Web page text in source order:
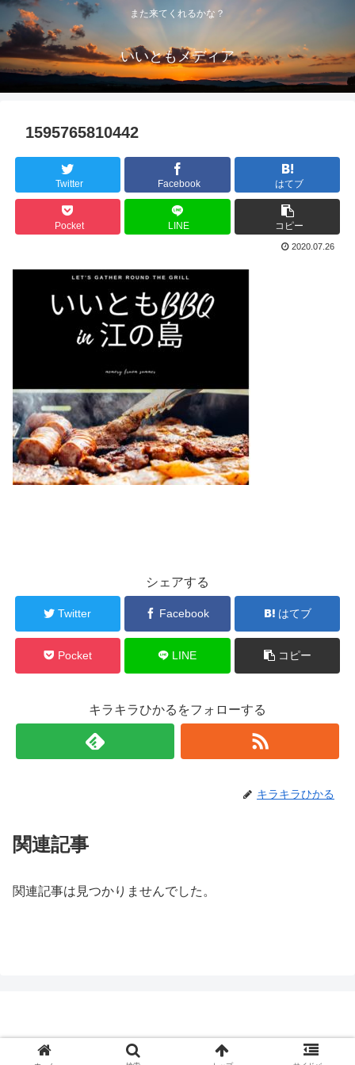
また来てくれるかな？
いいともメディア
1595765810442
Twitter Facebook はてブ
Pocket LINE コピー
2020.07.26
シェアする
Twitter Facebook はてブ
Pocket LINE コピー
キラキラひかるをフォローする
キラキラひかる
関連記事
関連記事は見つかりませんでした。
いいともメディア
© 2020 いいともメディア.